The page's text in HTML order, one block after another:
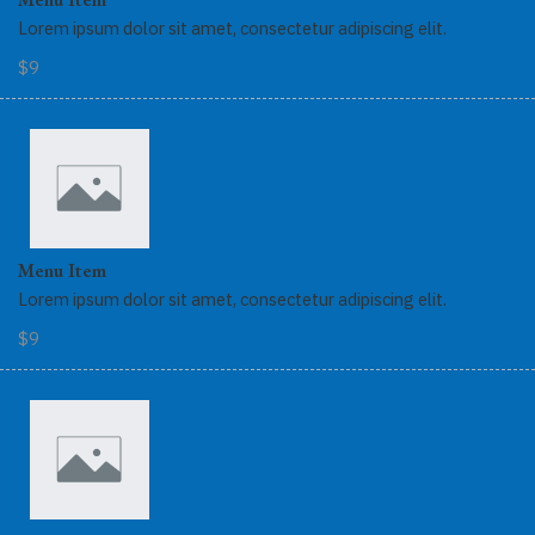
Lorem ipsum dolor sit amet, consectetur adipiscing elit.
$9
Menu Item
Lorem ipsum dolor sit amet, consectetur adipiscing elit.
$9